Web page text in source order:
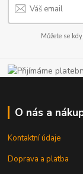
Můžete se
O nás a
Kontaktní údaje
Doprava a platba